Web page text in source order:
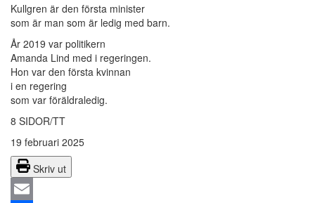
Kullgren är den första minister
som är man som är ledig med barn.
År 2019 var politikern
Amanda Lind med i regeringen.
Hon var den första kvinnan
i en regering
som var föräldraledig.
8 SIDOR/TT
19 februari 2025
Skriv ut